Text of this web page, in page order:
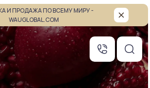
И ПРОДАЖА ПО ВСЕМУ МИРУ -
WAUGLOBAL.COM